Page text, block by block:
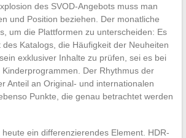
des SVOD-Angebots muss man
und Position beziehen. Der monatliche
um die Plattformen zu unterscheiden: Es
Katalogs, die Häufigkeit der Neuheiten
exklusiver Inhalte zu prüfen, sei es bei
Der Rhythmus der
Anteil an Original- und internationalen
Punkte, die genau betrachtet werden
ein differenzierendes Element. HDR-